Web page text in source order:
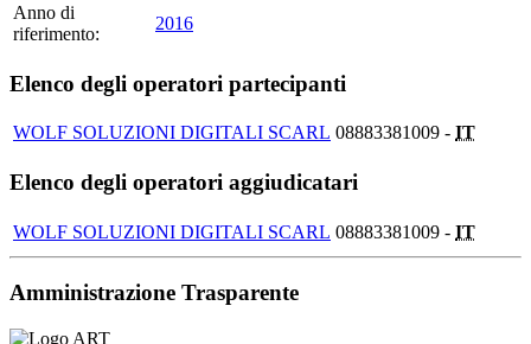
Anno di
riferimento:
2016
Elenco degli operatori partecipanti
WOLF SOLUZIONI DIGITALI SCARL 08883381009 - IT
Elenco degli operatori aggiudicatari
WOLF SOLUZIONI DIGITALI SCARL 08883381009 - IT
Amministrazione Trasparente